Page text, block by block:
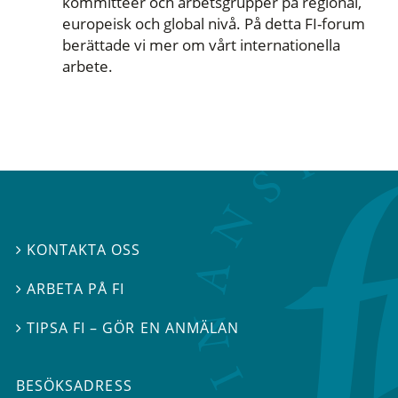
europeisk och global nivå. På detta FI-forum
berättade vi mer om vårt internationella
arbete.
 KONTAKTA OSS
 ARBETA PÅ FI
TIPSA FI – GÖR EN ANMÄLAN
BESÖKSADRESS